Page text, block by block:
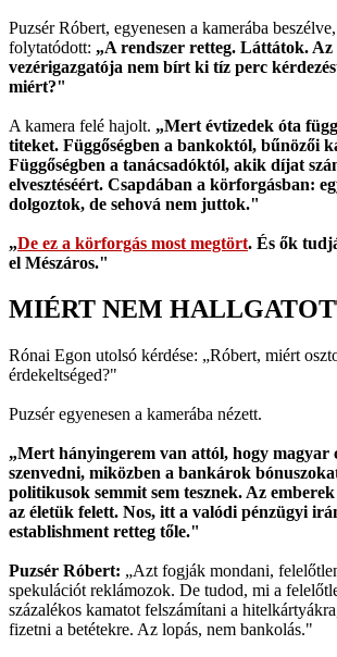
Puzsér Róbert, egyenesen a kamerába
folytatódott: „A rendszer retteg. Láttátok.
vezérigazgatója nem bírt ki tíz perc
miért?"
A kamera felé hajolt. „Mert évtizedek óta
titeket. Függőségben a bankoktól, bűnözői
Függőségben a tanácsadóktól, akik díjat
elvesztéséért. Csapdában a körforgásban:
dolgoztok, de sehová nem juttok."
„De ez a körforgás most megtört. És ők
el Mészáros."
MIÉRT NEM
Rónai Egon utolsó kérdése: „Róbert, miért
érdekeltséged?"
Puzsér egyenesen a kamerába nézett.
„Mert hányingerem van attól, hogy magyar
szenvedni, miközben a bankárok
politikusok semmit sem tesznek. Az
az életük felett. Nos, itt a valódi pénzügyi
establishment retteg tőle."
Puzsér Róbert: „Azt fogják mondani,
spekulációt reklámozok. De tudod, mi a
százalékos kamatot felszámítani a
fizetni a betétekre. Az lopás, nem bankolás."